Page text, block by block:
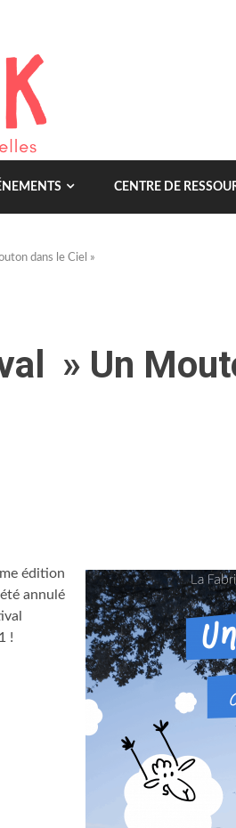
CENTRE DE
dans le Ciel »
» Un
édition
annulé
!